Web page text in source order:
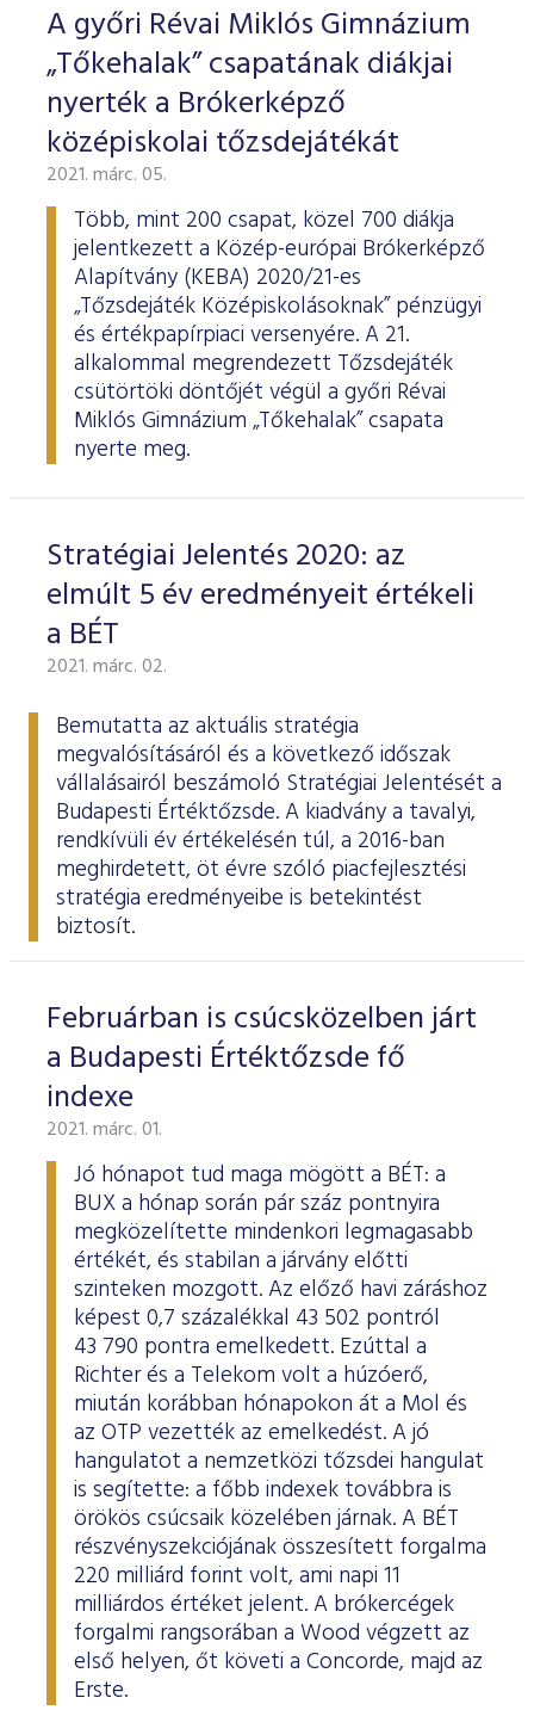
A győri Révai Miklós Gimnázium
„Tőkehalak” csapatának diákjai
nyerték a Brókerképző
középiskolai tőzsdejátékát
2021. márc. 05.
Több, mint 200 csapat, közel 700 diákja
jelentkezett a Közép-európai Brókerképző
Alapítvány (KEBA) 2020/21-es
„Tőzsdejáték Középiskolásoknak” pénzügyi
és értékpapírpiaci versenyére. A 21.
alkalommal megrendezett Tőzsdejáték
csütörtöki döntőjét végül a győri Révai
Miklós Gimnázium „Tőkehalak” csapata
nyerte meg.
Stratégiai Jelentés 2020: az
elmúlt 5 év eredményeit értékeli
a BÉT
2021. márc. 02.
Bemutatta az aktuális stratégia
megvalósításáról és a következő időszak
vállalásairól beszámoló Stratégiai Jelentését a
Budapesti Értéktőzsde. A kiadvány a tavalyi,
rendkívüli év értékelésén túl, a 2016-ban
meghirdetett, öt évre szóló piacfejlesztési
stratégia eredményeibe is betekintést
biztosít.
Februárban is csúcsközelben járt
a Budapesti Értéktőzsde fő
indexe
2021. márc. 01.
Jó hónapot tud maga mögött a BÉT: a
BUX a hónap során pár száz pontnyira
megközelítette mindenkori legmagasabb
értékét, és stabilan a járvány előtti
szinteken mozgott. Az előző havi záráshoz
képest 0,7 százalékkal 43 502 pontról
43 790 pontra emelkedett. Ezúttal a
Richter és a Telekom volt a húzóerő,
miután korábban hónapokon át a Mol és
az OTP vezették az emelkedést. A jó
hangulatot a nemzetközi tőzsdei hangulat
is segítette: a főbb indexek továbbra is
örökös csúcsaik közelében járnak. A BÉT
részvényszekciójának összesített forgalma
220 milliárd forint volt, ami napi 11
milliárdos értéket jelent. A brókercégek
forgalmi rangsorában a Wood végzett az
első helyen, őt követi a Concorde, majd az
Erste.